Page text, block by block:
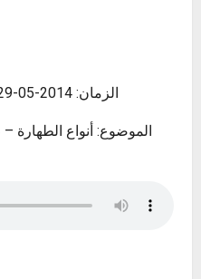
الزمان: 2014-05-29 مـ الموافق لـ 1435-07-30 هـ
الموضوع: أنواع